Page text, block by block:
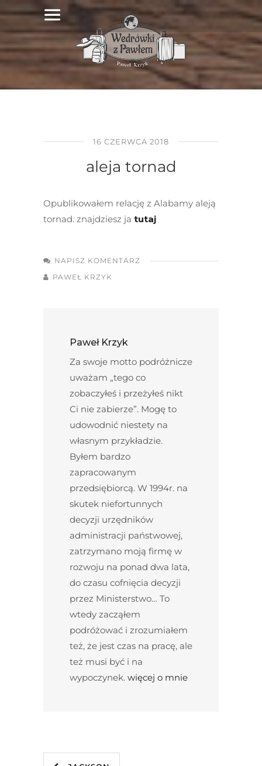
16 CZERWCA 2018
aleja tornad
Opublikowałem relację z Alabamy aleją
tornad. znajdziesz ja tutaj
NAPISZ KOMENTARZ
PAWEŁ KRZYK
Paweł Krzyk
Za swoje motto podróżnicze
uważam „tego co
zobaczyłeś i przeżyłeś nikt
Ci nie zabierze”. Mogę to
udowodnić niestety na
własnym przykładzie.
Byłem bardzo
zapracowanym
przedsiębiorcą. W 1994r. na
skutek niefortunnych
decyzji urzędników
administracji państwowej,
zatrzymano moją firmę w
rozwoju na ponad dwa lata,
do czasu cofnięcia decyzji
przez Ministerstwo… To
wtedy zacząłem
podróżować i zrozumiałem
też, że jest czas na pracę, ale
też musi być i na
wypoczynek. więcej o mnie